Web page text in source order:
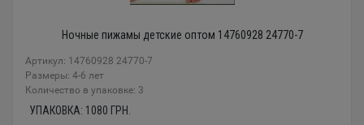
Ночные пижамы детские оптом 14760928 24770-7
Артикул: 14760928 24770-7
Размеры: 4-6 лет
Количество в упаковке: 3
УПАКОВКА: 1080 ГРН.